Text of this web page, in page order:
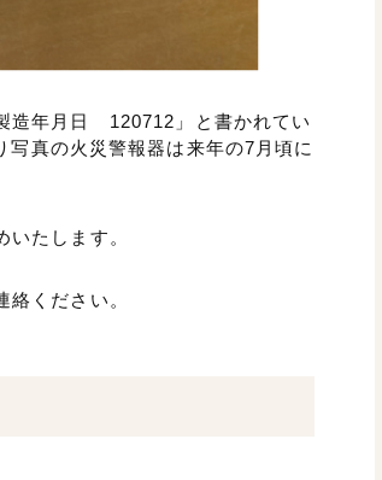
造年月日 120712」と書かれてい
真の火災警報器は来年の7月頃に
たします。
ください。